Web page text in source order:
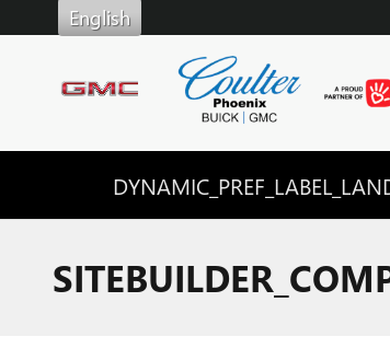
Saltar al contenido principal
English